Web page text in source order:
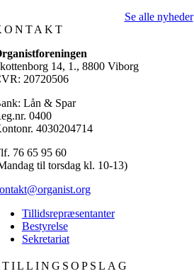
Se alle nyheder
14, 1., 8800 Viborg
20720506
Lån & Spar
0400
4030204714
76 65 95 60
til torsdag kl. 10-13)
Tillidsrepræsentanter
Bestyrelse
Sekretariat